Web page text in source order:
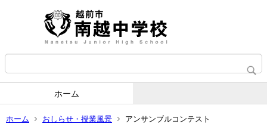
ホーム
ホーム おしらせ・授業風景 アンサンブルコンテスト